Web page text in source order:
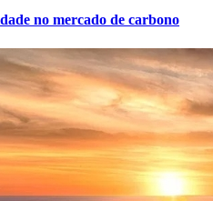
no mercado de carbono